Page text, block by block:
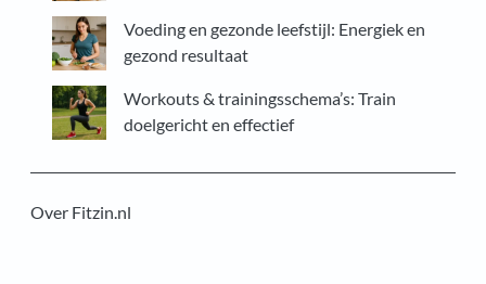
Voeding en gezonde leefstijl: Energiek en
gezond resultaat
Workouts & trainingsschema’s: Train
doelgericht en effectief
Over Fitzin.nl